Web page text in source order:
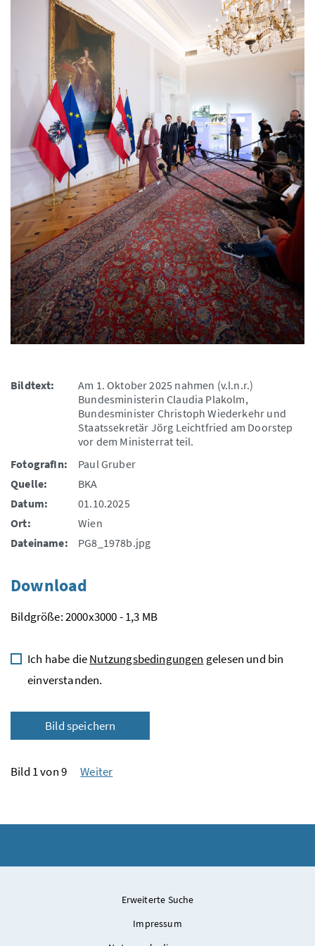
Bildtext:
Am 1. Oktober 2025 nahmen (v.l.n.r.)
Bundesministerin Claudia Plakolm,
Bundesminister Christoph Wiederkehr und
Staatssekretär Jörg Leichtfried am Doorstep
vor dem Ministerrat teil.
FotografIn:
Paul Gruber
Quelle:
BKA
Datum:
01.10.2025
Ort:
Wien
Dateiname:
PG8_1978b.jpg
Download
Bildgröße: 2000x3000 - 1,3 MB
Ich habe dieNutzungsbedingungen gelesen und bin
einverstanden.
Bild speichern
Bild 1 von 9 Weiter
Erweiterte Suche
Impressum